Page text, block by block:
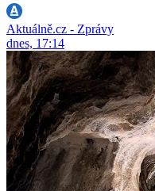
Aktuálně.cz - Zprávy
dnes, 17:14